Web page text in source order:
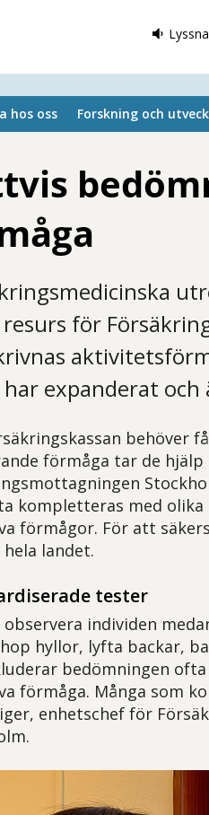
Lyssna
hos oss Forskning och
för
expanderat
behöver
förmåga tar de
kompletteras med
förmågor. För att
landet.
tester
observera individen
hyllor, lyfta backar,
bedömningen
förmåga. Många som
enhetschef för